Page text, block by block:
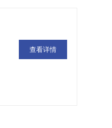
查看详情